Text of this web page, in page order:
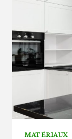
MATÉRIAUX